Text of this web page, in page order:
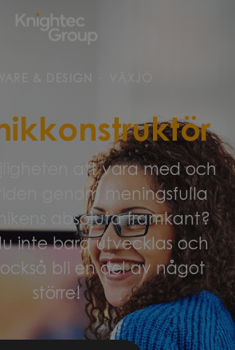
att vara med och
genom meningsfulla
absoluta framkant?
inte bara utvecklas och
bli en del av något
större!